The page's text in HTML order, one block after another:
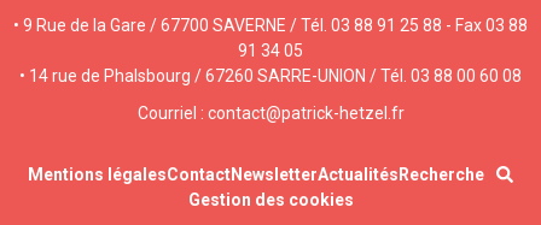
• 9 Rue de la Gare / 67700 SAVERNE / Tél. 03 88 91 25 88 - Fax 03 88
91 34 05
• 14 rue de Phalsbourg / 67260 SARRE-UNION / Tél. 03 88 00 60 08
Courriel : contact@patrick-hetzel.fr
Mentions légalesContactNewsletterActualités Recherche
Gestion des cookies